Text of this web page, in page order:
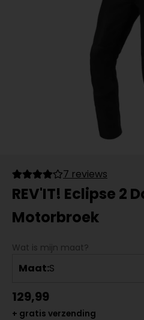
7 reviews
REV'IT! Eclipse 2
Motorbroek
Wat is mijn maat?
Maat:S
129,99
+ gratis verzending